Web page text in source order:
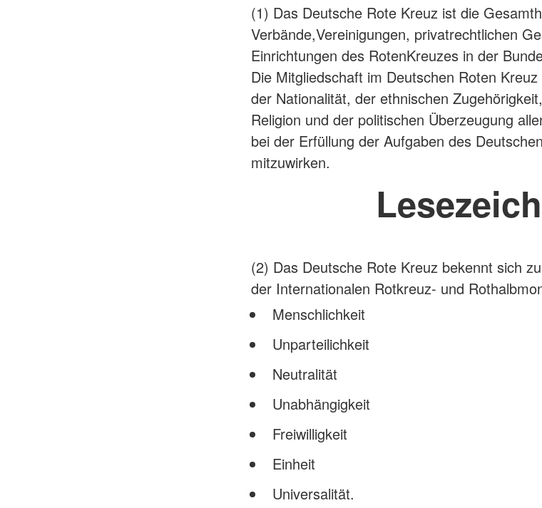
(1) Das Deutsche Rote Kreuz ist die
Verbände,Vereinigungen, privatrechtlichen
Einrichtungen des RotenKreuzes in der
Die Mitgliedschaft im Deutschen Roten
der Nationalität, der ethnischen
Religion und der politischen Überzeugung
bei der Erfüllung der Aufgaben des
mitzuwirken.
(2) Das Deutsche Rote Kreuz bekennt sich
der Internationalen Rotkreuz- und
Menschlichkeit
Unparteilichkeit
Neutralität
Unabhängigkeit
Freiwilligkeit
Einheit
Universalität.